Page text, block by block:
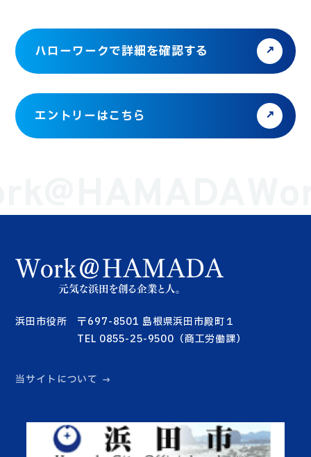
ハローワークで詳細を確認する
エントリーはこちら
浜田市役所 〒697-8501 島根県浜田市殿町１
TEL 0855-25-9500（商工労働課）
当サイトについて